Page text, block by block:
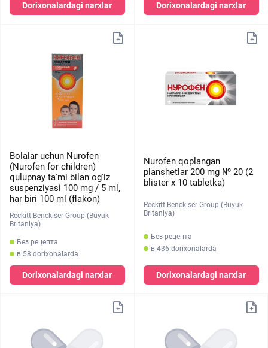
Dorixonalardagi narxlar Dorixonalardagi narxlar
Bolalar uchun Nurofen
(Nurofen for children)
qulupnay ta'mi bilan og'iz
suspenziyasi 100 mg / 5 ml,
har biri 100 ml (flakon)
Reckitt Benckiser Group (Buyuk
Britaniya)
Без рецепта
в 58 dorixonalarda
Dorixonalardagi narxlar
Nurofen qoplangan
planshetlar 200 mg № 20 (2
blister х 10 tabletka)
Reckitt Benckiser Group (Buyuk
Britaniya)
Без рецепта
в 436 dorixonalarda
Dorixonalardagi narxlar